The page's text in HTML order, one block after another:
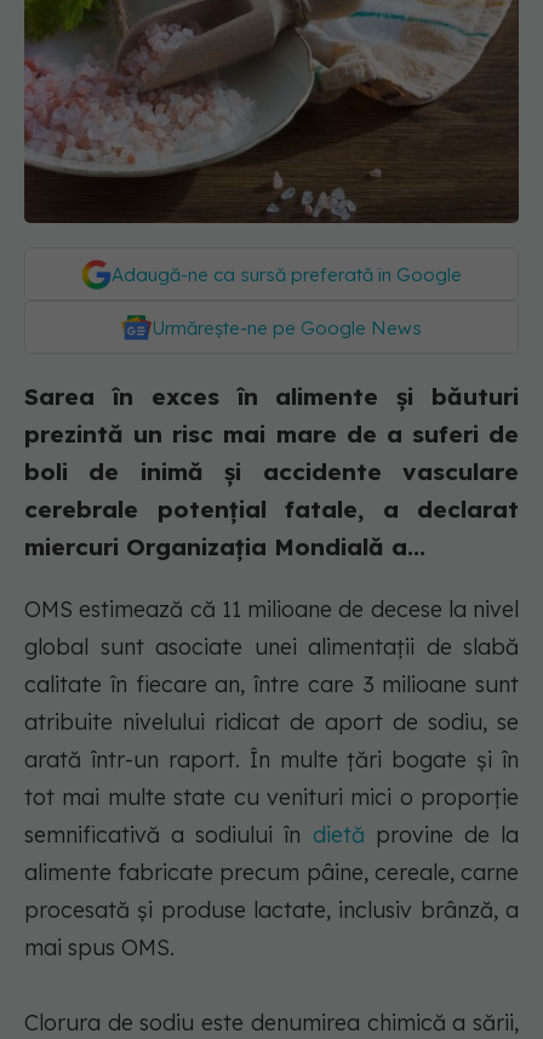
Adaugă-ne ca sursă preferată în Google
Urmărește-ne pe Google News
Sarea în exces în alimente şi băuturi
prezintă un risc mai mare de a suferi de
boli de inimă şi accidente vasculare
cerebrale potenţial fatale, a declarat
miercuri Organizaţia Mondială a...
OMS estimează că 11 milioane de decese la nivel
global sunt asociate unei alimentaţii de slabă
calitate în fiecare an, între care 3 milioane sunt
atribuite nivelului ridicat de aport de sodiu, se
arată într-un raport. În multe ţări bogate şi în
tot mai multe state cu venituri mici o proporţie
semnificativă a sodiului în dietă provine de la
alimente fabricate precum pâine, cereale, carne
procesată şi produse lactate, inclusiv brânză, a
mai spus OMS.
Clorura de sodiu este denumirea chimică a sării,